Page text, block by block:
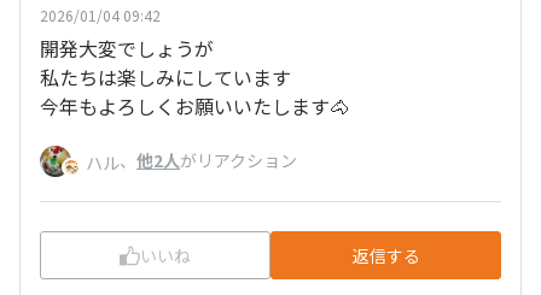
2026/01/04 09:42
開発大変でしょうが
私たちは楽しみにしています
今年もよろしくお願いいたします🐴
ハル、 他2人がリアクション
いいね 返信する